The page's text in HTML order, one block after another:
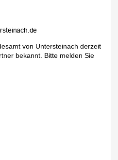
von Untersteinach derzeit
bekannt. Bitte melden Sie